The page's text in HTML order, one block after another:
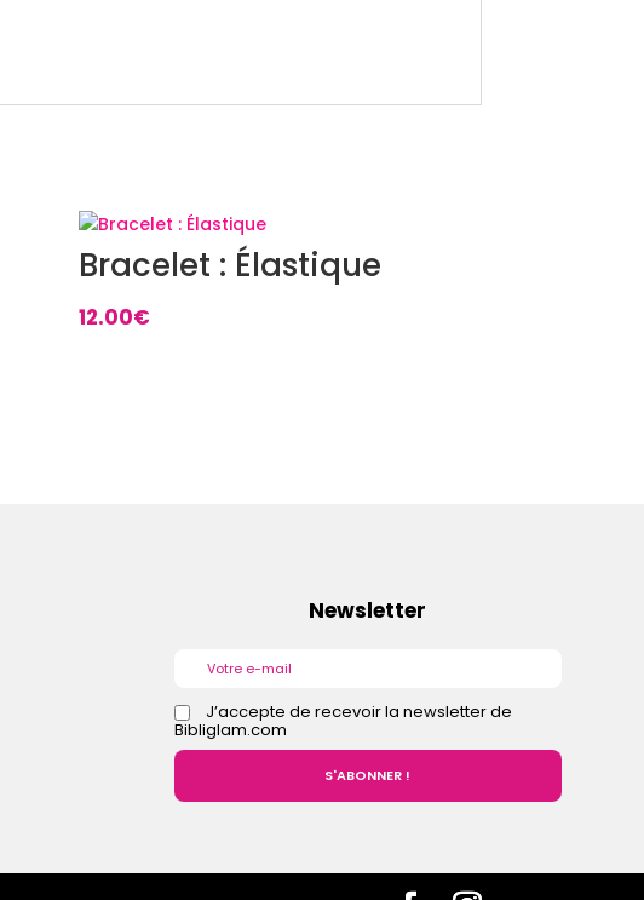
Bracelet : Élastique
12.00€
Newsletter
J’accepte de recevoir la newsletter de
Bibliglam.com